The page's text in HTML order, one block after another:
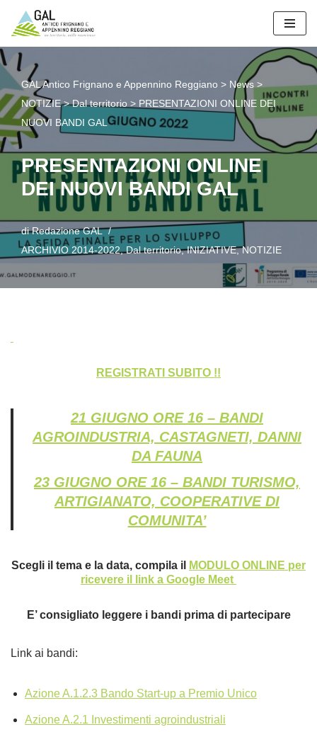
Vai
al
contenuto
GAL Antico Frignano e Appennino Reggiano > News >
NOTIZIE>Dal territorio > PRESENTAZIONI ONLINE DEI
NUOVI BANDI GAL
PRESENTAZIONI ONLINE
DEI NUOVI BANDI GAL
diRedazione GAL
ARCHIVIO 2014-2022,Dal territorio,INIZIATIVE,NOTIZIE
REGISTRATI SUBITO !!
21 GIUGNO ORE 16 – BANDI
AGROINDUSTRIA, CASTAGNETI, DANNI
DA FAUNA
23 GIUGNO ORE 16 – BANDI TURISMO,
ARTIGIANATO, COOPERATIVE DI
COMUNITA’
Scegli il tema e la data, compila il
MODULO ONLINE per
ricevere il link a Google Meet
E’ consigliato leggere i bandi prima di partecipare
Link ai bandi:
Azione A.1.2.3 Bando Start-up a Premio Unico
Azione A.2.1 Investimenti agroindustriali